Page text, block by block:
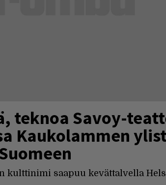
teknoa Savoy-
Kaukolammen
kulttinimi saapuu kevättalvella